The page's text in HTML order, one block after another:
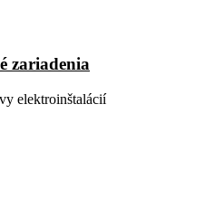
zariadenia
elektroinštalácií